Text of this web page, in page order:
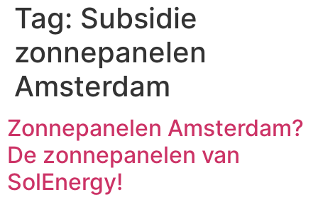
Tag: Subsidie
zonnepanelen
Amsterdam
Zonnepanelen Amsterdam?
De zonnepanelen van
SolEnergy!